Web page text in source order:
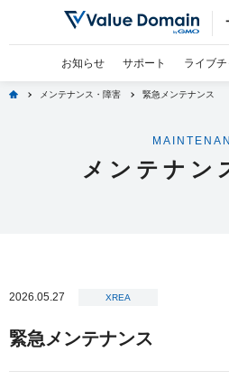
お知らせ サポート ライブチ
home メンテナンス・障害 緊急メンテナンス
メンテナン
2026.05.27 XREA
緊急メンテナンス